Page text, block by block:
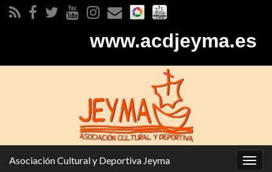
www.acdjeyma.es
Asociación Cultural y Deportiva Jeyma